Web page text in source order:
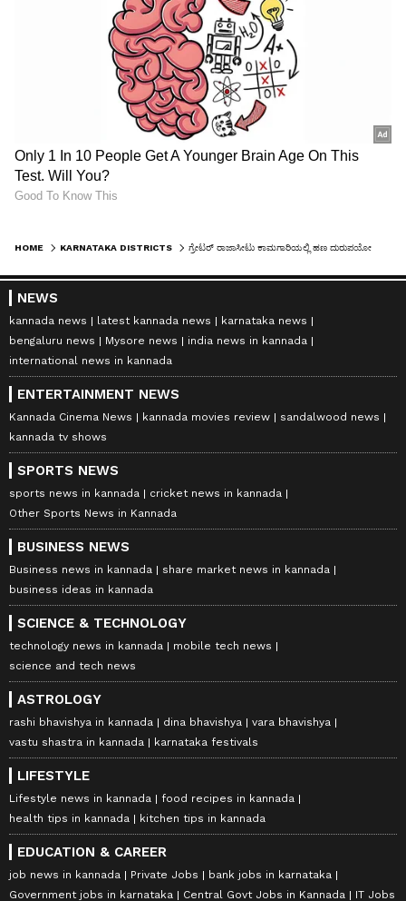
HOME KARNATAKA DISTRICTS
NEWS
kannada news latest kannada news
karnataka news
bengaluru news
Mysore news
india news in kannada
international news in kannada
ENTERTAINMENT NEWS
Kannada Cinema News kannada movies review
sandalwood news
kannada tv shows
SPORTS NEWS
sports news in kannada
cricket news in kannada
Other Sports News in Kannada
BUSINESS NEWS
Business news in kannada
share market news in kannada
business ideas in kannada
SCIENCE & TECHNOLOGY
technology news in kannada
mobile tech news
science and tech news
ASTROLOGY
rashi bhavishya in kannada dina bhavishya
vara bhavishya
vastu shastra in kannada
karnataka festivals
LIFESTYLE
Lifestyle news in kannada
food recipes in kannada
health tips in kannada
kitchen tips in kannada
EDUCATION & CAREER
job news in kannada Private Jobs
bank jobs in karnataka
Government jobs in karnataka
Central Govt Jobs in Kannada IT Jobs